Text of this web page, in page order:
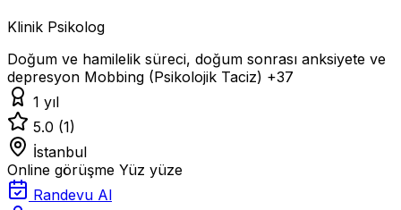
Klinik Psikolog
Doğum ve hamilelik süreci, doğum sonrası anksiyete ve
depresyon Mobbing (Psikolojik Taciz) +37
1 yıl
5.0 (1)
İstanbul
Online görüşme Yüz yüze
Randevu Al